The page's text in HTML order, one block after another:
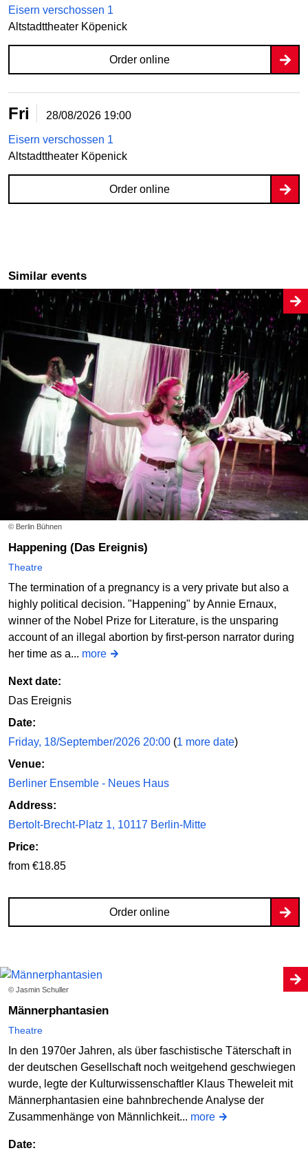
Eisern verschossen 1
Altstadttheater Köpenick
Order online
Fri 28/08/2026 19:00
Eisern verschossen 1
Altstadttheater Köpenick
Order online
Similar events
© Berlin Bühnen
Happening (Das Ereignis)
Theatre
The termination of a pregnancy is a very private but also a
highly political decision. "Happening" by Annie Ernaux,
winner of the Nobel Prize for Literature, is the unsparing
account of an illegal abortion by first-person narrator during
her time as a... more
Next date:
Das Ereignis
Date:
Friday, 18/September/2026 20:00 (1 more date)
Venue:
Berliner Ensemble - Neues Haus
Address:
Bertolt-Brecht-Platz 1, 10117 Berlin-Mitte
Price:
from €18.85
Order online
© Jasmin Schuller
Männerphantasien
Theatre
In den 1970er Jahren, als über faschistische Täterschaft in
der deutschen Gesellschaft noch weitgehend geschwiegen
wurde, legte der Kulturwissenschaftler Klaus Theweleit mit
Männerphantasien eine bahnbrechende Analyse der
Zusammenhänge von Männlichkeit... more
Date: